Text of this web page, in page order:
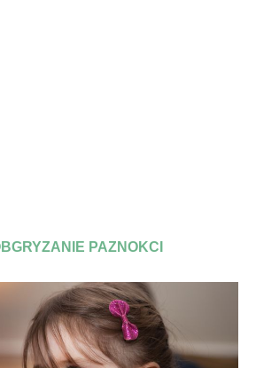
PAZNOKCI